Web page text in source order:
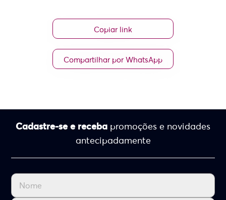
Copiar link
Compartilhar por WhatsApp
Cadastre-se e receba promoções e novidades
antecipadamente